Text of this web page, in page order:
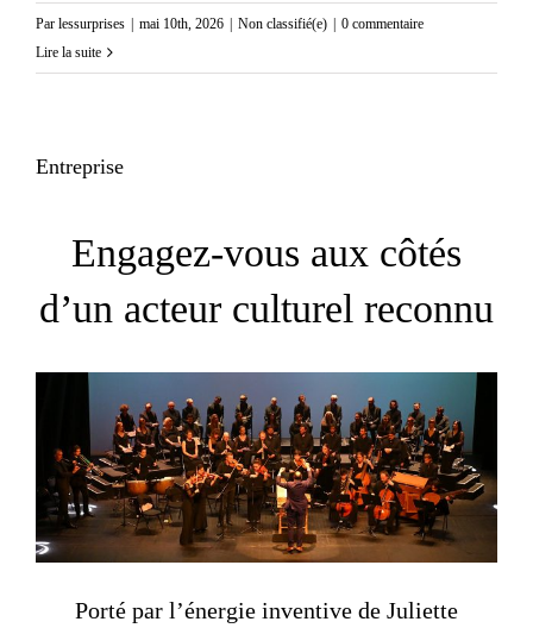
Par lessurprises mai 10th, 2026 Non classifié(e)
0 commentaire
Lire la suite
Entreprise
Engagez-vous aux côtés
d’un acteur culturel reconnu
Porté par l’énergie inventive de Juliette